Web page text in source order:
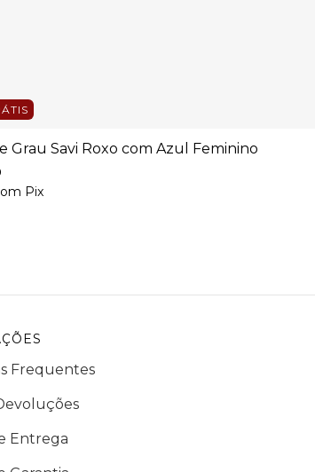
Grau Savi Roxo com Azul Feminino
Pix
Frequentes
Entrega